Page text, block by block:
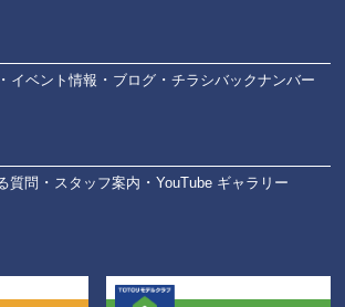
イベント情報 ブログ チラシバックナンバー
質問 スタッフ案内
YouTube ギャラリー